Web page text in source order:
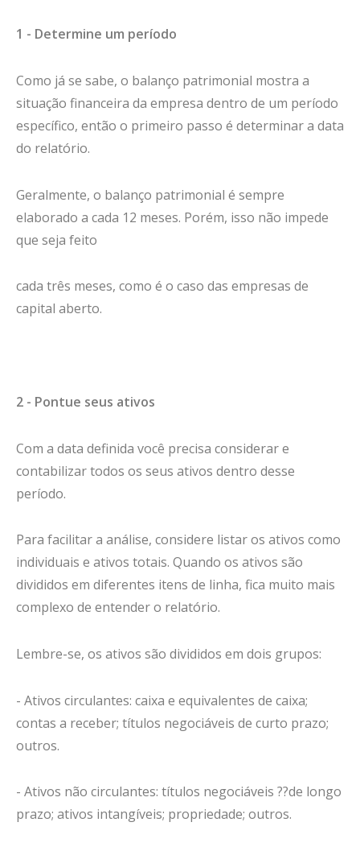
1 - Determine um período
Como já se sabe, o balanço patrimonial mostra a
situação financeira da empresa dentro de um período
específico, então o primeiro passo é determinar a data
do relatório.
Geralmente, o balanço patrimonial é sempre
elaborado a cada 12 meses. Porém, isso não impede
que seja feito
cada três meses, como é o caso das empresas de
capital aberto.
2 - Pontue seus ativos
Com a data definida você precisa considerar e
contabilizar todos os seus ativos dentro desse
período.
Para facilitar a análise, considere listar os ativos como
individuais e ativos totais. Quando os ativos são
divididos em diferentes itens de linha, fica muito mais
complexo de entender o relatório.
Lembre-se, os ativos são divididos em dois grupos:
- Ativos circulantes: caixa e equivalentes de caixa;
contas a receber; títulos negociáveis de curto prazo;
outros.
- Ativos não circulantes: títulos negociáveis ??de longo
prazo; ativos intangíveis; propriedade; outros.